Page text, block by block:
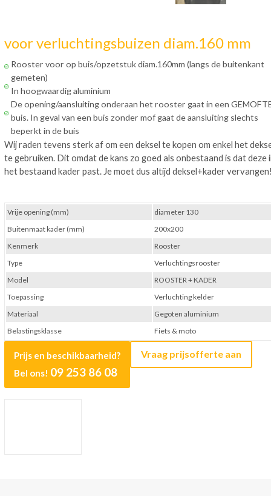
voor verluchtingsbuizen diam.160 mm
Rooster voor op buis/opzetstuk diam.160mm (langs de buitenkant
gemeten)
In hoogwaardig aluminium
De opening/aansluiting onderaan het rooster gaat in een
buis. In geval van een buis zonder mof gaat de aansluiting slechts
beperkt in de buis
Wij raden tevens sterk af om een deksel te kopen om enkel het
te gebruiken. Dit omdat de kans zo goed als onbestaand is dat deze
het bestaand kader past. Je moet dus altijd deksel+kader
Prijs en beschikbaarheid?
Bel ons! 09 253 86 08
Vraag prijsofferte aan
Vrije opening (mm)
diameter 130
Buitenmaat kader (mm)
200x200
Kenmerk
Rooster
Type
Verluchtingsrooster
Model
ROOSTER + KADER
Toepassing
Verluchting kelder
Materiaal
Gegoten aluminium
Belastingsklasse
Fiets & moto